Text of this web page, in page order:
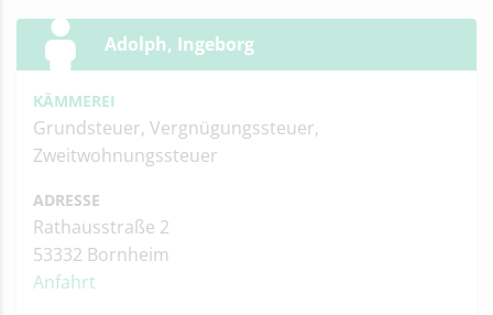
Adolph, Ingeborg
KÄMMEREI
Grundsteuer, Vergnügungssteuer,
Zweitwohnungssteuer
ADRESSE
Rathausstraße 2
53332 Bornheim
Anfahrt